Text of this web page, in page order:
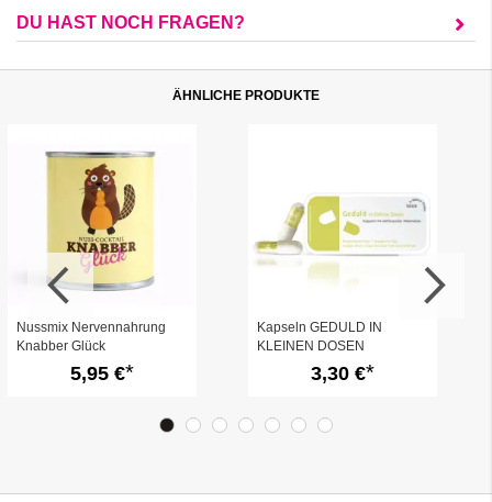
DU HAST NOCH FRAGEN?
ÄHNLICHE PRODUKTE
Nussmix Nervennahrung
Knabber Glück
5,95 €
Kapseln GEDULD IN
KLEINEN DOSEN
3,30 €